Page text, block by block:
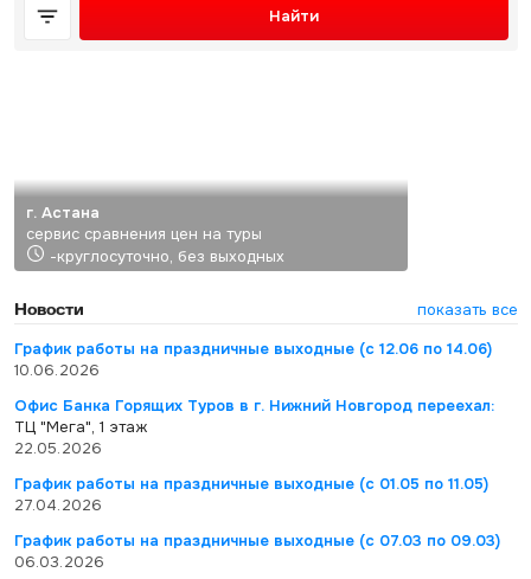
Найти
г. Астана
сервис сравнения цен на туры
-круглосуточно, без выходных
Новости
показать все
График работы на праздничные выходные (с 12.06 по 14.06)
10.06.2026
Офис Банка Горящих Туров в г. Нижний Новгород переехал:
ТЦ "Мега", 1 этаж
22.05.2026
График работы на праздничные выходные (с 01.05 по 11.05)
27.04.2026
График работы на праздничные выходные (с 07.03 по 09.03)
06.03.2026